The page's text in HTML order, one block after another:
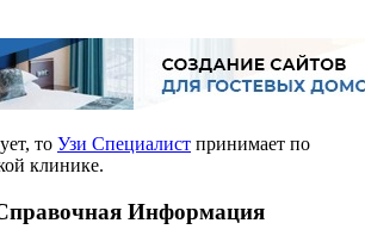
то Узи Специалист принимает по
клинике.
Информация